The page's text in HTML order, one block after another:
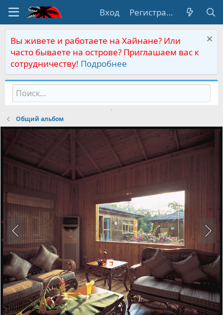
Вход Регистрация
Вы живете и работаете на Хайнане? Или
часто бываете на острове? Приглашаем вас к
сотрудничеству! Подробнее
Общий альбом